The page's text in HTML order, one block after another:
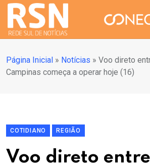
Página Inicial » Notícias » Voo direto
Campinas começa a operar hoje (16)
COTIDIANO REGIÃO
Voo direto